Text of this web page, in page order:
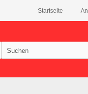
Startseite